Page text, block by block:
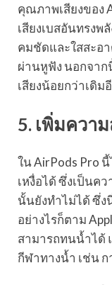
คุณภาพเสียงของ
เสียงเบสอันทรงพ
คมชัดและใสสะอา
ผ่านหูฟัง นอกจาก
เสียงน้อยกว่าเดิม
5. เพิ่มควา
ใน AirPods Pro
เหงื่อได้ ซึ่งเป็นค
นั้นยังทำไม่ได้ ซึ่
อย่างไรก็ตาม
สามารถทนน้ำได้
กีฬาทางน้ำ เช่น